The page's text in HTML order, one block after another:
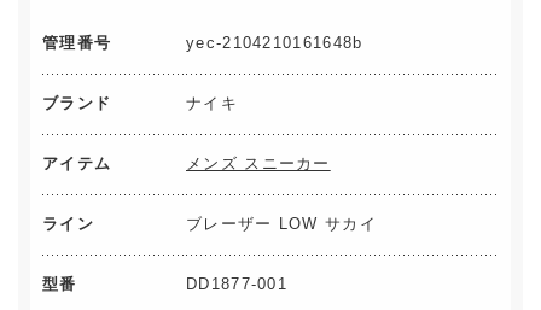
管理番号 yec-2104210161648b
ブランド ナイキ
アイテム メンズ スニーカー
ライン ブレーザー LOW サカイ
型番 DD1877-001